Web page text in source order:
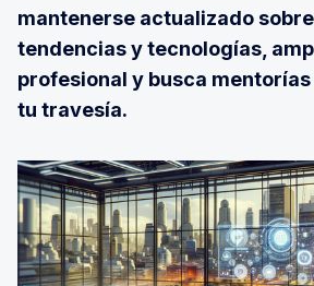
mantenerse actualizado
tendencias y tecnologías,
profesional y busca
tu travesía.